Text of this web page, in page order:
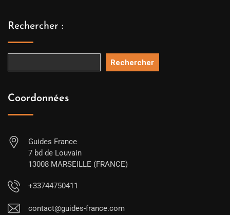
Rechercher :
Rechercher
Coordonnées
Guides France
7 bd de Louvain
13008 MARSEILLE (FRANCE)
+33744750411
contact@guides-france.com